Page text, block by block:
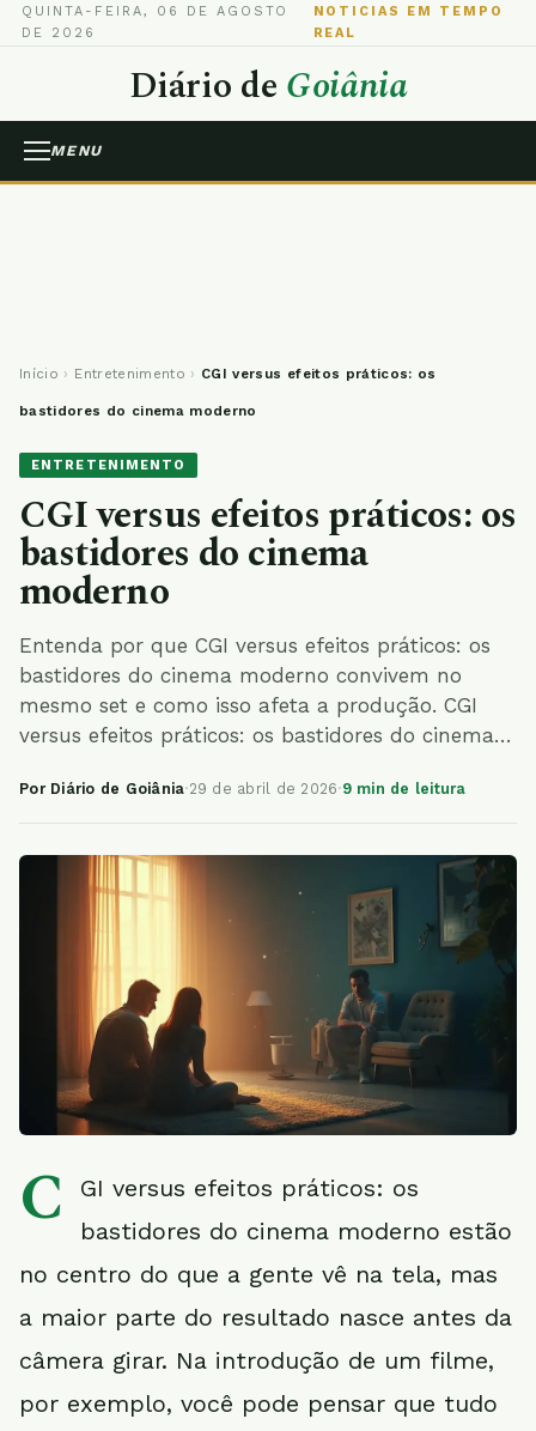
QUINTA-FEIRA, 06 DE AGOSTO
DE 2026
NOTICIAS EM TEMPO
REAL
Diário deGoiânia
MENU
Início › Entretenimento › CGI versus efeitos práticos: os
bastidores do cinema moderno
ENTRETENIMENTO
CGI versus efeitos práticos: os
bastidores do cinema
moderno
Entenda por que CGI versus efeitos práticos: os
bastidores do cinema moderno convivem no
mesmo set e como isso afeta a produção. CGI
versus efeitos práticos: os bastidores do cinema…
Por Diário de Goiânia·29 de abril de 2026·9 min de leitura
C
GI versus efeitos práticos: os
bastidores do cinema moderno estão
no centro do que a gente vê na tela, mas
a maior parte do resultado nasce antes da
câmera girar. Na introdução de um filme,
por exemplo, você pode pensar que tudo